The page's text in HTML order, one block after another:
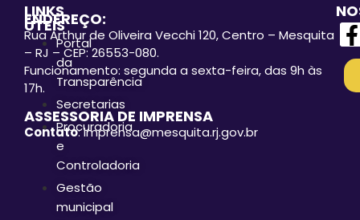
LINKS
ÚTEIS
Portal
da
Transparência
Secretarias
Procuradoria
e
Controladoria
Gestão
municipal
ENDEREÇO:
Rua Arthur de Oliveira Vecchi 120, Centro – Mesquita
– RJ – CEP: 26553-080.
Funcionamento: segunda a sexta-feira, das 9h às
17h.
ASSESSORIA DE IMPRENSA
Contato: imprensa@mesquita.rj.gov.br